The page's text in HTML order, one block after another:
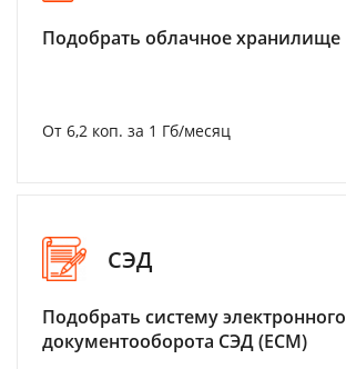
Подобрать облачное хранилище
От 6,2 коп. за 1 Гб/месяц
СЭД
Подобрать систему электронного
документооборота СЭД (ECM)